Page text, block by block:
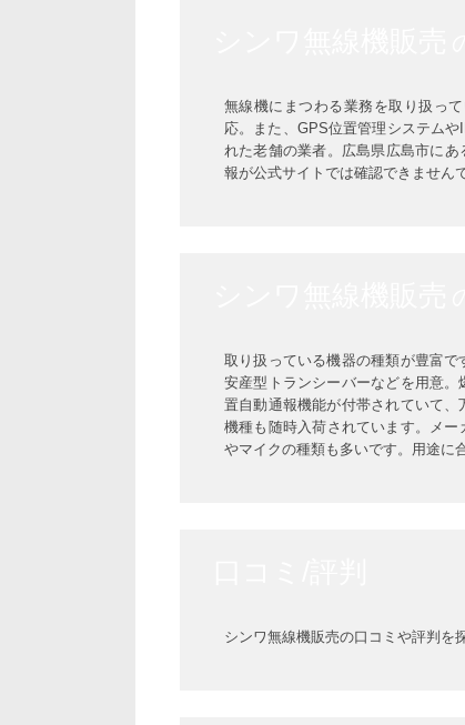
無線機にまつわる業務を取り扱っ
応。また、GPS位置管理システム
れた老舗の業者。広島県広島市に
報が公式サイトでは確認できません
取り扱っている機器の種類が豊富
安産型トランシーバーなどを用意
置自動通報機能が付帯されていて
機種も随時入荷されています。メ
やマイクの種類も多いです。用途に
シンワ無線機販売の口コミや評判を